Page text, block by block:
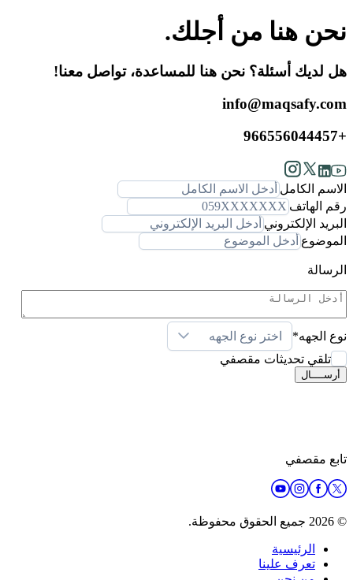
نحن هنا من أجلك.
هل لديك أسئلة؟ نحن هنا للمساعدة، تواصل معنا!
info@maqsafy.com
+966556044457
الاسم الكامل
رقم الهاتف
البريد الإلكتروني
الموضوع
الرسالة
نوع الجهه*
اختر نوع الجهه
تلقي تحديثات مقصفي
أرســــال
تابع مقصفي
© 2026 جميع الحقوق محفوظة.
الرئيسية
تعرف علينا